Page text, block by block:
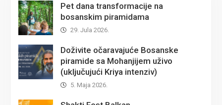
Pet dana transformacije na
bosanskim piramidama
29. Jula 2026.
Doživite očaravajuće Bosanske
piramide sa Mohanjijem uživo
(uključujući Kriya intenziv)
5. Maja 2026.